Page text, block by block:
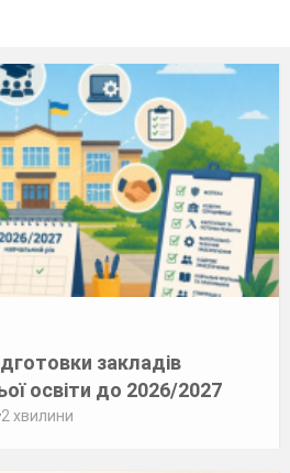
закладів
освіти до 2026/2027
хвилини